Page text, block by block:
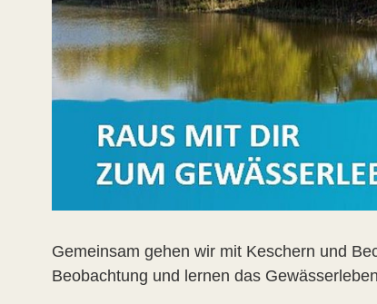
Gemeinsam gehen wir mit Keschern und
Beobachtung und lernen das